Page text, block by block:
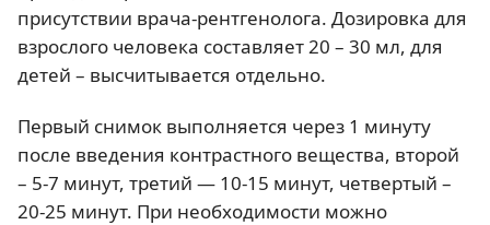
присутствии врача-рентгенолога. Дозировка для
взрослого человека составляет 20 – 30 мл, для
детей – высчитывается отдельно.
Первый снимок выполняется через 1 минуту
после введения контрастного вещества, второй
– 5-7 минут, третий — 10-15 минут, четвертый –
20-25 минут. При необходимости можно